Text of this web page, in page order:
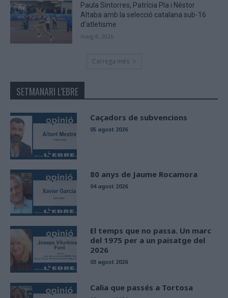
Paula Sintorres, Patrícia Pla i Néstor
Altaba amb la selecció catalana sub-16
d’atletisme
maig 8, 2026
Carrega més
SETMANARI L'EBRE
Caçadors de subvencions
05 agost 2026
80 anys de Jaume Rocamora
04 agost 2026
El temps que no passa. Un marc
del 1975 per a un paisatge del
2026
03 agost 2026
Calia que passés a Tortosa